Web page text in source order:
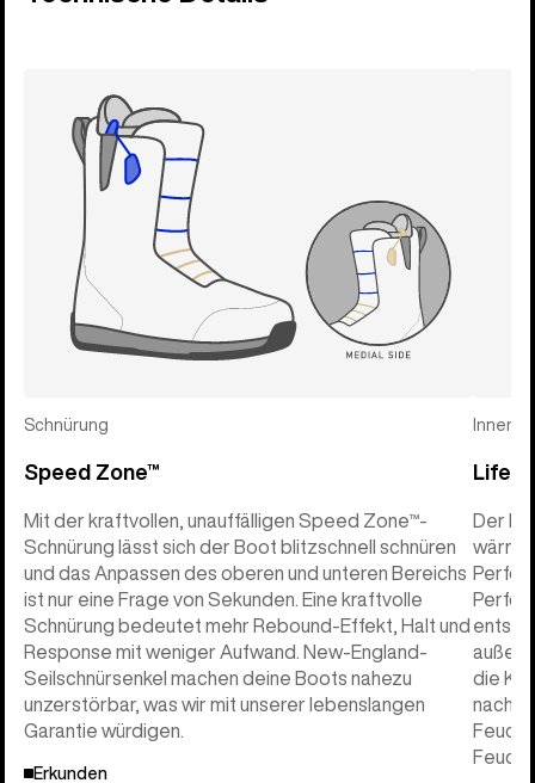
Schnürung
Speed Zone™
Mit der kraftvollen, unauffälligen Speed Zone™-
Schnürung lässt sich der Boot blitzschnell schnüren
und das Anpassen des oberen und unteren Bereichs
ist nur eine Frage von Sekunden. Eine kraftvolle
Schnürung bedeutet mehr Rebound-Effekt, Halt und
Response mit weniger Aufwand. New-England-
Seilschnürsenkel machen deine Boots nahezu
unzerstörbar, was wir mit unserer lebenslangen
Garantie würdigen.
Erkunden
Life
Der
die
nach